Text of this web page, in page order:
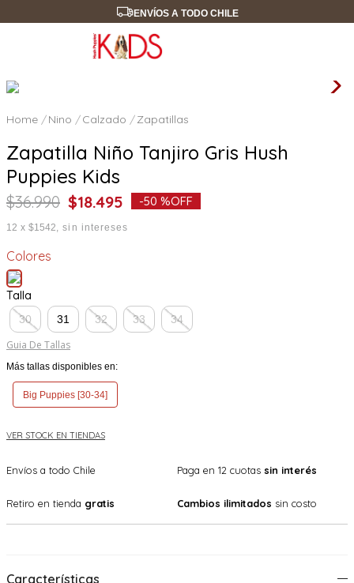
ENVÍOS A TODO CHILE
Nino Calzado Zapatillas
Zapatilla Niño Tanjiro Gris Hush
Puppies Kids
$36.990 $18.495 -50 %OFF
12 x $1542 sin intereses
Colores
Talla
30 31 32 33 34
Guia De Tallas
Más tallas disponibles en:
Big Puppies [30-34]
VER STOCK EN TIENDAS
Envíos a todo Chile Paga en 12 cuotas sin interés
Retiro en tienda gratis Cambios ilimitados sin costo
Características